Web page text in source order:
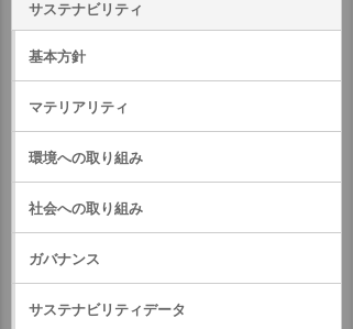
サステナビリティ
基本方針
マテリアリティ
環境への取り組み
社会への取り組み
ガバナンス
サステナビリティデータ